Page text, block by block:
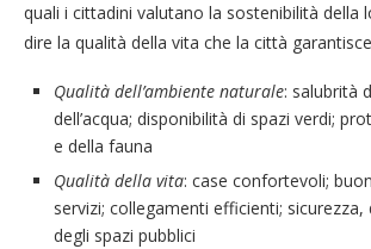
quali i cittadini valutano la sostenibilità della
dire la qualità della vita che la città
Qualità dell’ambiente naturale: salubrità
dell’acqua; disponibilità di spazi verdi;
e della fauna
Qualità della vita: case confortevoli;
servizi; collegamenti efficienti; sicurezza,
degli spazi pubblici